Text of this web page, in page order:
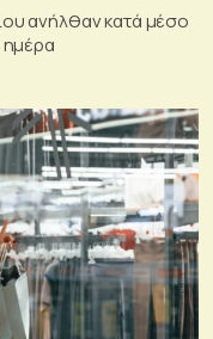
ανήλθαν κατά μέσο
ημέρα